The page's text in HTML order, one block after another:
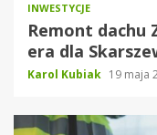
INWESTYCJE
Remont dachu
era dla
Karol Kubiak 19 maja